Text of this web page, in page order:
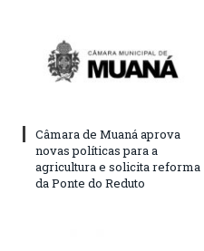
Câmara de Muaná aprova
novas políticas para a
agricultura e solicita reforma
da Ponte do Reduto